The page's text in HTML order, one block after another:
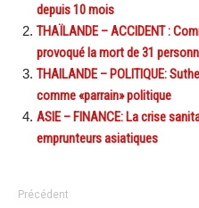
depuis 10 mois
THAÏLANDE – ACCIDENT :
provoqué la mort de 31
THAILANDE – POLITIQUE:
comme «parrain» politique
ASIE – FINANCE: La crise
emprunteurs asiatiques
Précédent